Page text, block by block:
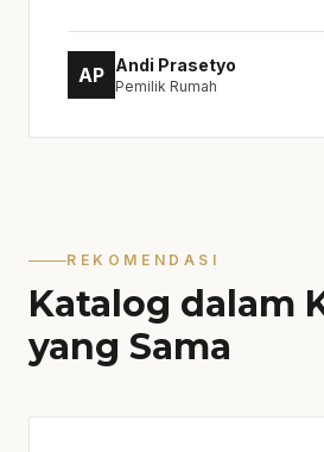
AP Andi Prasetyo
Pemilik Rumah
REKOMENDASI
Katalog dalam
yang Sama